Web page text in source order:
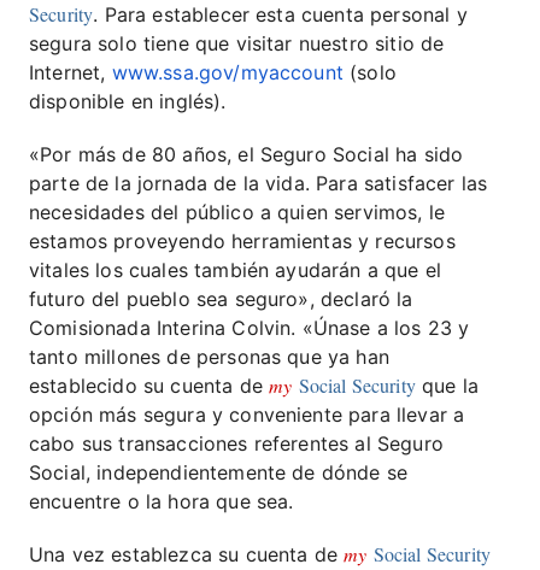
Security. Para establecer esta cuenta personal y
segura solo tiene que visitar nuestro sitio de
Internet, www.ssa.gov/myaccount (solo
disponible en inglés).
«Por más de 80 años, el Seguro Social ha sido
parte de la jornada de la vida. Para satisfacer las
necesidades del público a quien servimos, le
estamos proveyendo herramientas y recursos
vitales los cuales también ayudarán a que el
futuro del pueblo sea seguro», declaró la
Comisionada Interina Colvin. «Únase a los 23 y
tanto millones de personas que ya han
establecido su cuenta demy Social Securityque la
opción más segura y conveniente para llevar a
cabo sus transacciones referentes al Seguro
Social, independientemente de dónde se
encuentre o la hora que sea.
Una vez establezca su cuenta demy Social Security